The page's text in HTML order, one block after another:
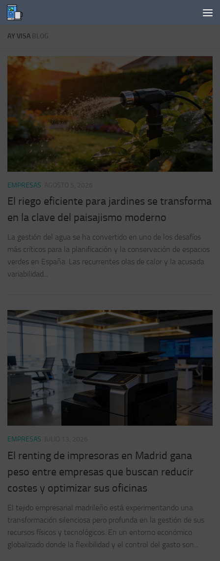
Saltar al contenido
AY VISA BLOG
EMPRESAS
El riego eficiente para jardines se transforma
en la clave del paisajismo moderno
La gestión del agua se ha convertido en uno de los desafíos
más críticos para la planificación y la conservación de espacios
verdes en España. Las recurrentes olas de calor y la acusada
variabilidad...
EMPRESAS
El renting de impresoras en Madrid gana
peso entre empresas que buscan reducir
costes y optimizar sus oficinas
El tejido empresarial madrileño está experimentando una
transformación silenciosa pero profunda en la gestión de sus
recursos físicos y tecnológicos. En un entorno económico
globalizado donde la flexibilidad y el control del gasto son...